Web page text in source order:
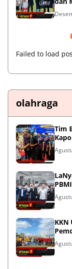
Failed to load
olahraga
Tim
KKN